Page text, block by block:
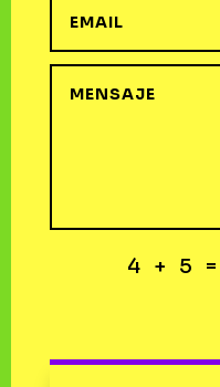
4 + 5 =